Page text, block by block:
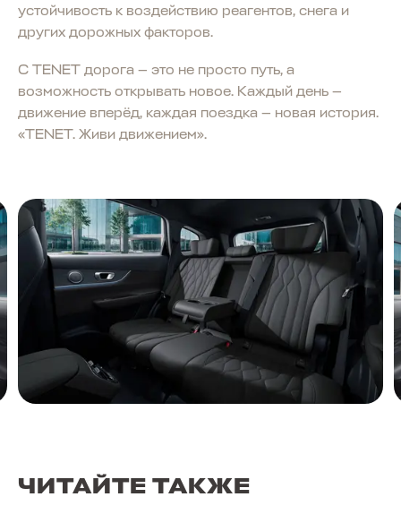
устойчивость к воздействию реагентов, снега и
других дорожных факторов.
С TENET дорога — это не просто путь, а
возможность открывать новое. Каждый день —
движение вперёд, каждая поездка — новая история.
«TENET. Живи движением».
ЧИТАЙТЕ ТАКЖЕ